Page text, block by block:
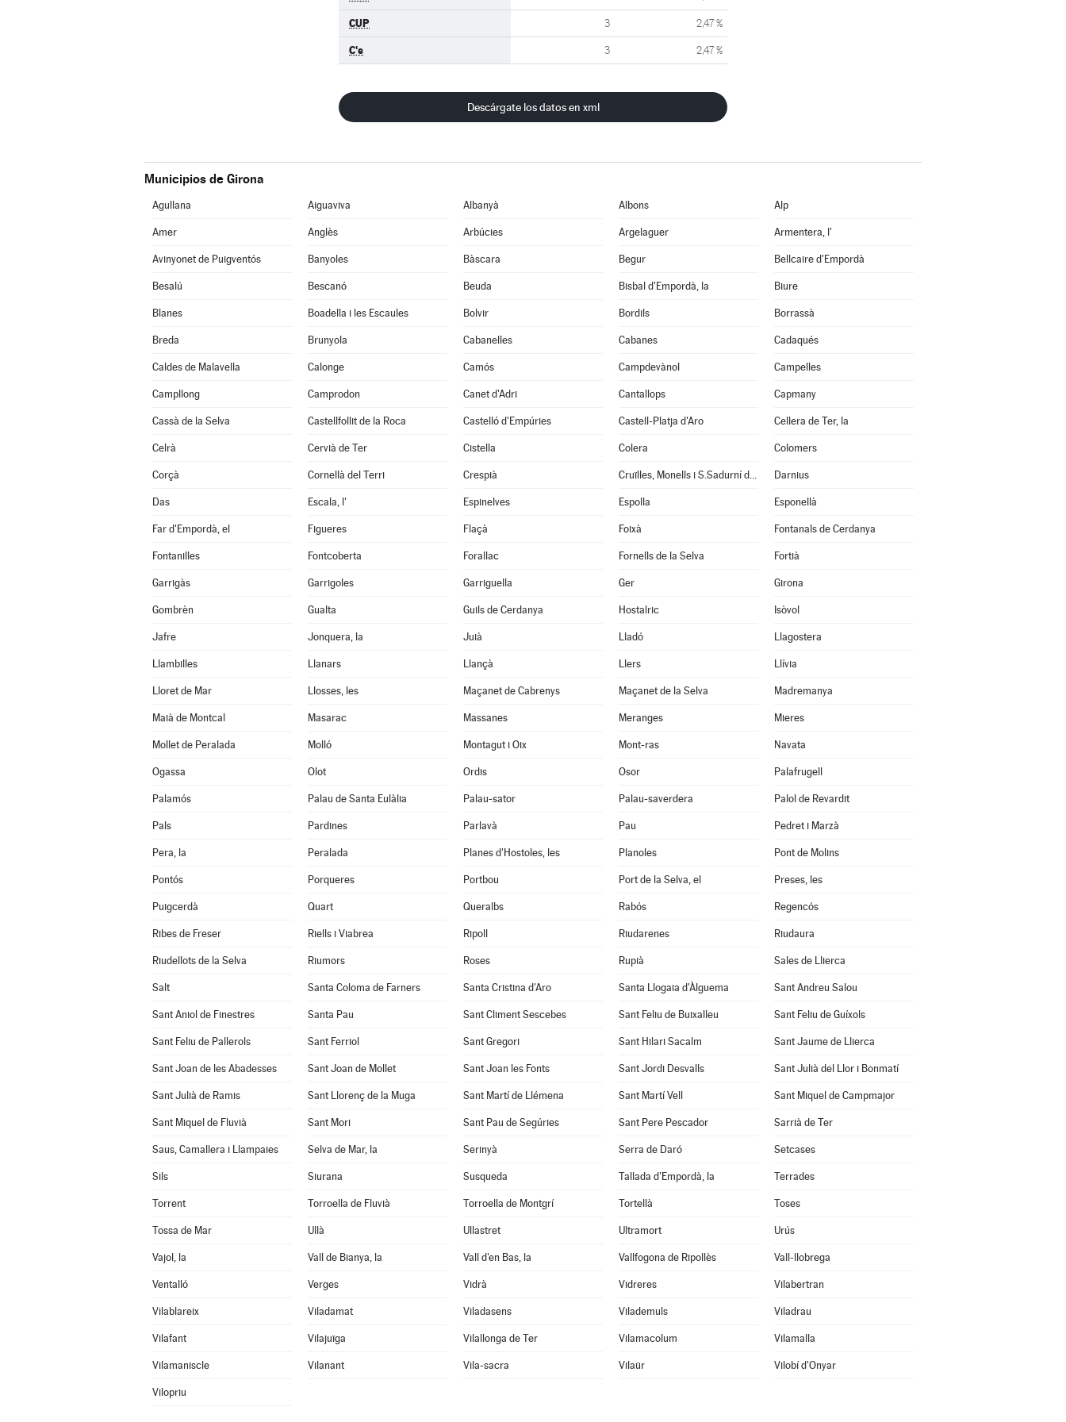
CUP 3 2,47 %
C's 3 2,47 %
Descárgate los datos en xml
Municipios de Girona
Agullana Aiguaviva Albanyà Albons Alp
Amer Anglès Arbúcies Argelaguer Armentera, l'
Avinyonet de Puigventós Banyoles Bàscara Begur Bellcaire d'Empordà
Besalú Bescanó Beuda Bisbal d'Empordà, la Biure
Blanes Boadella i les Escaules Bolvir Bordils Borrassà
Breda Brunyola Cabanelles Cabanes Cadaqués
Caldes de Malavella Calonge Camós Campdevànol Campelles
Campllong Camprodon Canet d'Adri Cantallops Capmany
Cassà de la Selva Castellfollit de la Roca Castelló d'Empúries Castell-Platja d'Aro Cellera de Ter, la
Celrà Cervià de Ter Cistella Colera Colomers
Corçà Cornellà del Terri Crespià Cruïlles, Monells i S.Sadurní de l'Heura Darnius
Das Escala, l' Espinelves Espolla Esponellà
Far d'Empordà, el Figueres Flaçà Foixà Fontanals de Cerdanya
Fontanilles Fontcoberta Forallac Fornells de la Selva Fortià
Garrigàs Garrigoles Garriguella Ger Girona
Gombrèn Gualta Guils de Cerdanya Hostalric Isòvol
Jafre Jonquera, la Juià Lladó Llagostera
Llambilles Llanars Llançà Llers Llívia
Lloret de Mar Llosses, les Maçanet de Cabrenys Maçanet de la Selva Madremanya
Maià de Montcal Masarac Massanes Meranges Mieres
Mollet de Peralada Molló Montagut i Oix Mont-ras Navata
Ogassa Olot Ordis Osor Palafrugell
Palamós Palau de Santa Eulàlia Palau-sator Palau-saverdera Palol de Revardit
Pals Pardines Parlavà Pau Pedret i Marzà
Pera, la Peralada Planes d'Hostoles, les Planoles Pont de Molins
Pontós Porqueres Portbou Port de la Selva, el Preses, les
Puigcerdà Quart Queralbs Rabós Regencós
Ribes de Freser Riells i Viabrea Ripoll Riudarenes Riudaura
Riudellots de la Selva Riumors Roses Rupià Sales de Llierca
Salt Santa Coloma de Farners Santa Cristina d'Aro Santa Llogaia d'Àlguema Sant Andreu Salou
Sant Aniol de Finestres Santa Pau Sant Climent Sescebes Sant Feliu de Buixalleu Sant Feliu de Guíxols
Sant Feliu de Pallerols Sant Ferriol Sant Gregori Sant Hilari Sacalm Sant Jaume de Llierca
Sant Joan de les Abadesses Sant Joan de Mollet Sant Joan les Fonts Sant Jordi Desvalls Sant Julià del Llor i Bonmatí
Sant Julià de Ramis Sant Llorenç de la Muga Sant Martí de Llémena Sant Martí Vell Sant Miquel de Campmajor
Sant Miquel de Fluvià Sant Mori Sant Pau de Segúries Sant Pere Pescador Sarrià de Ter
Saus, Camallera i Llampaies Selva de Mar, la Serinyà Serra de Daró Setcases
Sils Siurana Susqueda Tallada d'Empordà, la Terrades
Torrent Torroella de Fluvià Torroella de Montgrí Tortellà Toses
Tossa de Mar Ullà Ullastret Ultramort Urús
Vajol, la Vall de Bianya, la Vall d'en Bas, la Vallfogona de Ripollès Vall-llobrega
Ventalló Verges Vidrà Vidreres Vilabertran
Vilablareix Viladamat Viladasens Vilademuls Viladrau
Vilafant Vilajuïga Vilallonga de Ter Vilamacolum Vilamalla
Vilamaniscle Vilanant Vila-sacra Vilaür Vilobí d'Onyar
Vilopriu